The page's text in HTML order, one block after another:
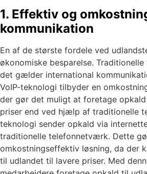
1. Effektiv og
kommunikation
En af de største fordele ved
økonomiske besparelse.
det gælder international
VoIP-teknologi tilbyder en
der gør det muligt at foretage
priser end ved hjælp af traditionelle
teknologi sender opkald via
traditionelle telefonnetværk. Dette
omkostningseffektiv løsning, da der
til udlandet til lavere priser. Med